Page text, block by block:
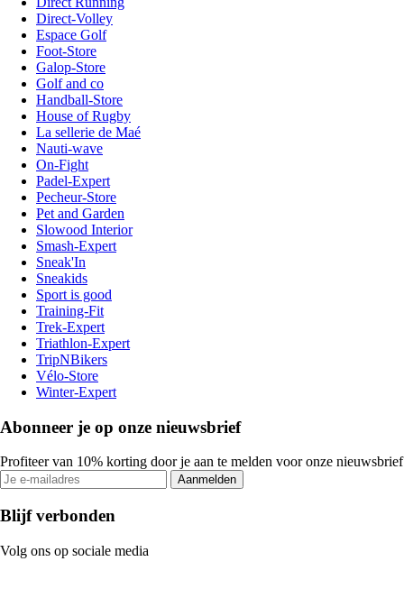
Direct-Volley
Espace Golf
Foot-Store
Galop-Store
Golf and co
Handball-Store
House of Rugby
La sellerie de Maé
Nauti-wave
On-Fight
Padel-Expert
Pecheur-Store
Pet and Garden
Slowood Interior
Smash-Expert
Sneak'In
Sneakids
Sport is good
Training-Fit
Trek-Expert
Triathlon-Expert
TripNBikers
Vélo-Store
Winter-Expert
Abonneer je op onze nieuwsbrief
Profiteer van 10% korting door je aan te melden voor onze nieuwsbrief
Aanmelden
Blijf verbonden
Volg ons op sociale media